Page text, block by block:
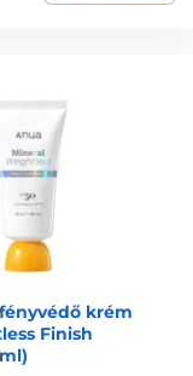
krém
Finish